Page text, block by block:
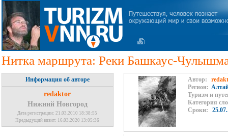
Нитка маршрута: Реки Башкаус-
Информация об авторе
redaktor
Нижний Новгород
Дата регистрации: 21.03.2010 18:38:55
Предыдущий визит: 16.03.2020 13:05:36
Автор:
Регион:
Туризм и
Категория
Сроки: